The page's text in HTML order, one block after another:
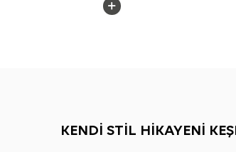
KENDİ STİL HİKAYENİ